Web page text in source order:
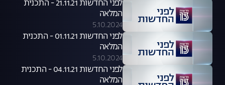
לפני החדשות 21.11.21 - התכנית
המלאה
5.10.2024
לפני החדשות 01.11.21 - התכנית
המלאה
5.10.2024
לפני החדשות 04.11.21 - התכנית
המלאה